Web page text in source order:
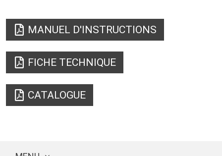
MANUEL D'INSTRUCTIONS
FICHE TECHNIQUE
CATALOGUE